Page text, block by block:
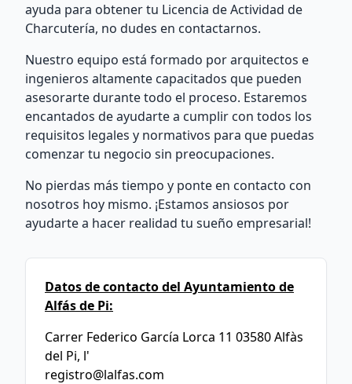
ayuda para obtener tu Licencia de Actividad de
Charcutería, no dudes en contactarnos.
Nuestro equipo está formado por arquitectos e
ingenieros altamente capacitados que pueden
asesorarte durante todo el proceso. Estaremos
encantados de ayudarte a cumplir con todos los
requisitos legales y normativos para que puedas
comenzar tu negocio sin preocupaciones.
No pierdas más tiempo y ponte en contacto con
nosotros hoy mismo. ¡Estamos ansiosos por
ayudarte a hacer realidad tu sueño empresarial!
Datos de contacto del Ayuntamiento de
Alfás de Pi:
Carrer Federico García Lorca 11 03580 Alfàs
del Pi, l'
registro@lalfas.com